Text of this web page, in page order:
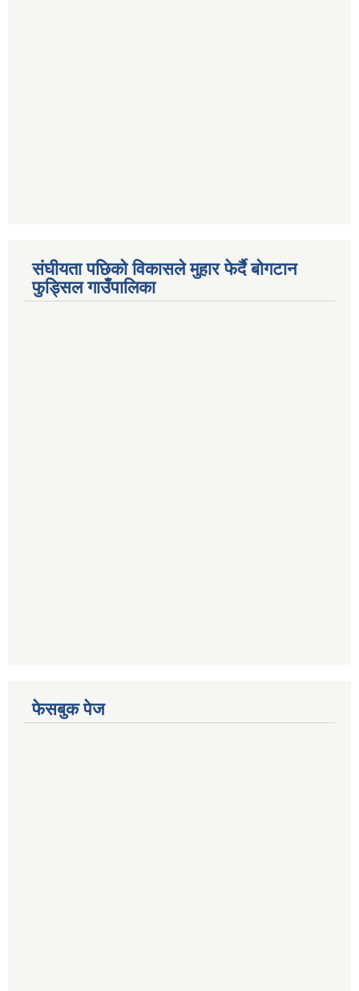
संघीयता पछिको विकासले मुहार फेर्दै बोगटान
फुड्सिल गाउँपालिका
फेसबुक पेज